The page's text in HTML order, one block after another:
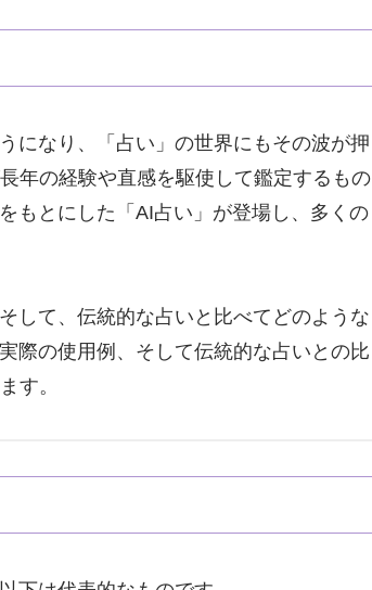
になり、「占い」の世界にもその波が押
年の経験や直感を駆使して鑑定するもの
もとにした「AI占い」が登場し、多くの
して、伝統的な占いと比べてどのような
際の使用例、そして伝統的な占いとの比
す。